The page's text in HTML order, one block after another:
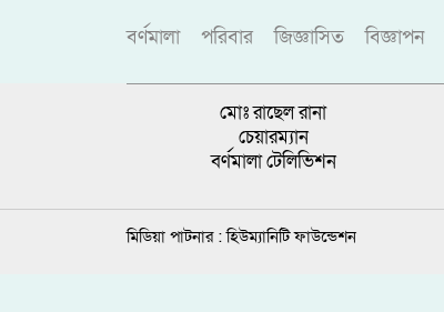
বর্ণমালা পরিবার জিজ্ঞাসিত বিজ্ঞাপন
মোঃ রাছেল রানা
চেয়ারম্যান
বর্ণমালা টেলিভিশন
মিডিয়া পাটনার :হিউম্যানিটি ফাউন্ডেশন